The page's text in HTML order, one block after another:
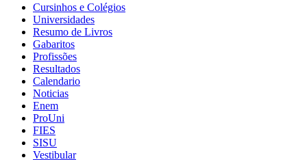
Cursinhos e Colégios
Universidades
Resumo de Livros
Gabaritos
Profissões
Resultados
Calendario
Noticias
Enem
ProUni
FIES
SISU
Vestibular